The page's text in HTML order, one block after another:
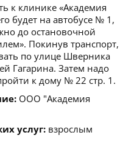
к клинике «Академия
будет на автобусе № 1,
до остановочной
Покинув транспорт,
по улице Шверника
Гагарина. Затем надо
к дому № 22 стр. 1.
ООО "Академия
услуг: взрослым